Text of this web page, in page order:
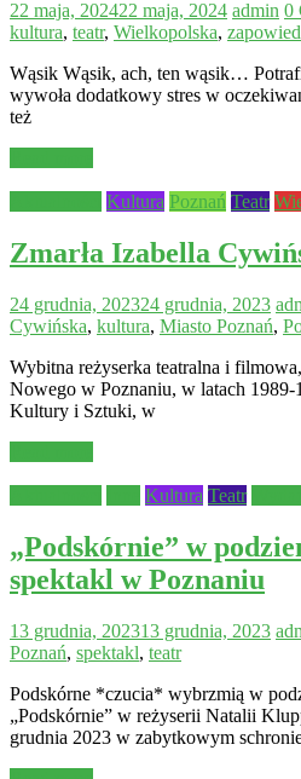
22 maja, 202422 maja, 2024 admin 0
kultura, teatr, Wielkopolska,
Wąsik Wąsik, ach, ten wąsik…
wywoła dodatkowy stres w
też
Kultura Poznań Teatr
Zmarła Izabella
24 grudnia, 202324 grudnia, 2023
Cywińska, kultura, Miasto Poznań,
Wybitna reżyserka teatralna i
Nowego w Poznaniu, w latach 1989-
Kultury i Sztuki, w
Kultura Teatr
„Podskórnie” w
spektakl w Poznaniu
13 grudnia, 202313 grudnia, 2023
Poznań, spektakl, teatr
Podskórne *czucia* wybrzmią w
„Podskórnie” w reżyserii Natalii
grudnia 2023 w zabytkowym